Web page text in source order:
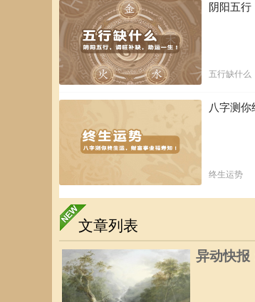
阴阳五行
五行缺什么
八字测你
终生运势
文章列表
异动快报